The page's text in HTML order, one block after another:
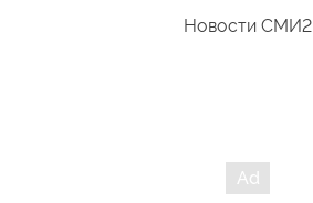
Новости СМИ2